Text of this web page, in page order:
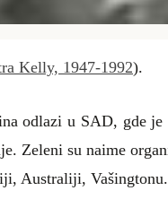
Kelly, 1947-1992).
odlazi u SAD, gde
Zeleni su naime
Australiji, Vašingtonu.